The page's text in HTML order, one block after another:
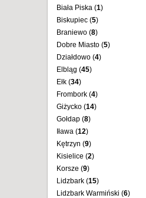
Biała Piska (1)
Biskupiec (5)
Braniewo (8)
Dobre Miasto (5)
Działdowo (4)
Elbląg (45)
Ełk (34)
Frombork (4)
Giżycko (14)
Gołdap (8)
Iława (12)
Kętrzyn (9)
Kisielice (2)
Korsze (9)
Lidzbark (15)
Lidzbark Warmiński (6)